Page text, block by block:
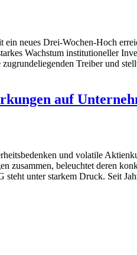
neues Drei-Wochen-Hoch
Wachstum institutioneller
Treiber und
auf
und volatile
beleuchtet deren
unter starkem Druck. Seit